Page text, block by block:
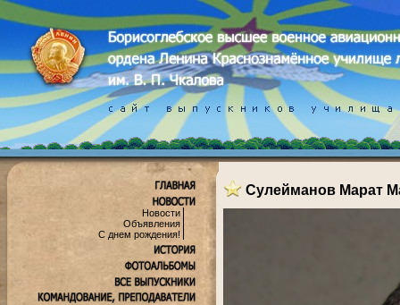
Новости
Объявления
С днем рождения!
Сулейманов Марат